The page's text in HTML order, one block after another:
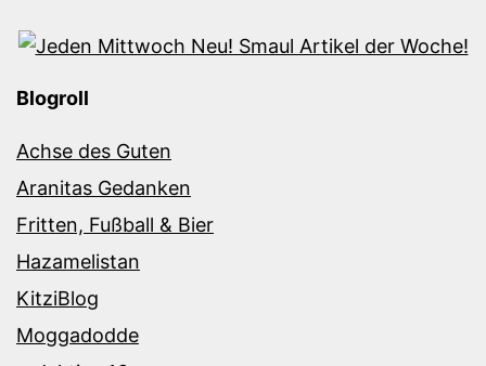
Blogroll
Achse des Guten
Aranitas Gedanken
Fritten, Fußball & Bier
Hazamelistan
KitziBlog
Moggadodde